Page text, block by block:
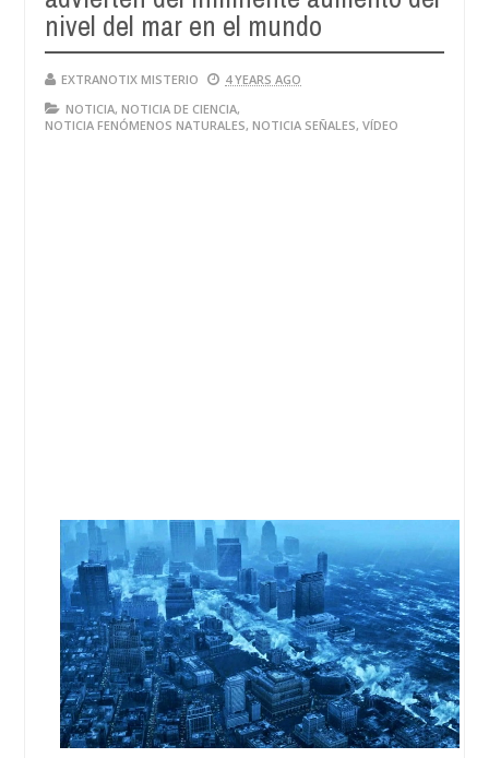
nivel del mar en el mundo
EXTRANOTIX MISTERIO
4 YEARS AGO
NOTICIA, NOTICIA DE CIENCIA,
NOTICIA FENÓMENOS NATURALES, NOTICIA SEÑALES, VÍDEO